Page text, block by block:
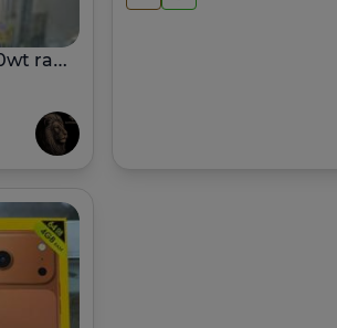
Chargeur Iphone 50wt rapide iphone Original